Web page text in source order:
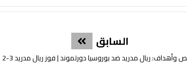
السابق
وأهداف: ريال مدريد ضد بوروسيا دورتموند | فوز ريال مدريد 3-2